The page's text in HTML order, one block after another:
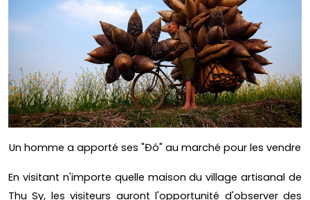
Un homme a apporté ses "Đó" au marché pour les vendre
En visitant n'importe quelle maison du village artisanal de
Thu Sy, les visiteurs auront l'opportunité d'observer des